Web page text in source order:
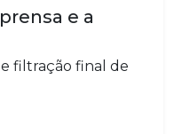
e a
filtração final de